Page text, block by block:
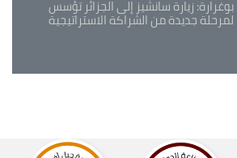
بوغرارة: زيارة سانشيز إلى الجزائر تؤسس
لمرحلة جديدة من الشراكة الاستراتيجية